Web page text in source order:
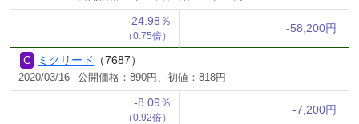
-24.98％
（0.75倍）
-58,200円
ミクリード （7687）
2020/03/16 公開価格：890円、初値：818円
-8.09％
（0.92倍）
-7,200円